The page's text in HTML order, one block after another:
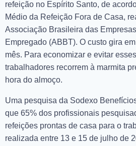
refeição no Espírito Santo, de
Médio da Refeição Fora de Casa,
Associação Brasileira das
Empregado (ABBT). O custo gira
mês. Para economizar e evitar
trabalhadores recorrem à marmita
hora do almoço.
Uma pesquisa da Sodexo
que 65% dos profissionais
refeições prontas de casa para o
realizada entre 13 e 15 de julho de